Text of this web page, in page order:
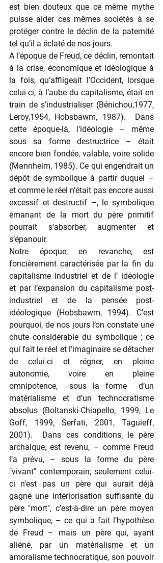
est bien douteux que ce même mythe
puisse aider ces mêmes sociétés à se
protéger contre le déclin de la paternité
tel qu’il a éclaté de nos jours.
A l’époque de Freud, ce déclin, remontait
à la crise, économique et idéologique à
la fois, qu’affligeait l’Occident, lorsque
celui-ci, à l’aube du capitalisme, était en
train de s’industrialiser (Bénichou,1977,
Leroy,1954, Hobsbawm, 1987).  Dans
cette époque-là, l’idéologie – même
sous sa forme destructrice – était
encore bien fondée, valable, voire solide
(Mannheim, 1985). Ce qui engendrait un
dépôt de symbolique à partir duquel –
et comme le réel n’était pas encore aussi
excessif et destructif –, le symbolique
émanant de la mort du père primitif
pourrait s’absorber, augmenter et
s’épanouir.
Notre époque, en revanche, est
foncièrement caractérisée par la fin du
capitalisme industriel et de l’ idéologie
et par l’expansion du capitalisme post-
industriel et de la pensée post-
idéologique (Hobsbawm, 1994). C’est
pourquoi, de nos jours l’on constate une
chute considérable du symbolique ; ce
qui fait le réel et l’imaginaire se détacher
de celui-ci et régner, en pleine
autonomie, voire en pleine
omnipotence,  sous la forme  d’un
matérialisme et d’un technocratisme
absolus (Boltanski-Chiapello, 1999, Le
Goff, 1999, Serfati, 2001, Taguieff,
2001).  Dans ces conditions, le père
archaique, est revenu, – comme Freud
l’a prévu, – sous la forme du père
"vivant" contemporain; seulement celui-
ci n’est pas un père qui aurait déjà
gagné une intériorisation suffisante du
père "mort", c’est-à-dire un père moyen
symbolique, – ce qui a fait l’hypothèse
de Freud – mais un père qui, ayant
aliéné, par un matérialisme et un
amoralisme technocratique, son pouvoir